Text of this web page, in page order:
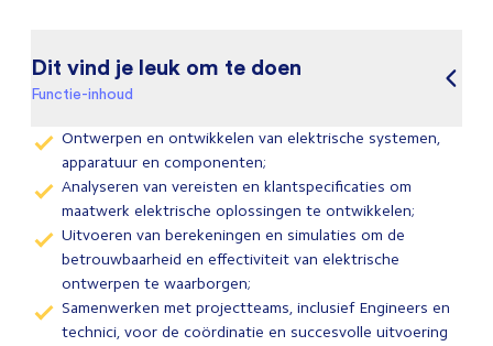
Dit vind je leuk om te doen
Functie-inhoud
Ontwerpen en ontwikkelen van elektrische systemen,
apparatuur en componenten;
Analyseren van vereisten en klantspecificaties om
maatwerk elektrische oplossingen te ontwikkelen;
Uitvoeren van berekeningen en simulaties om de
betrouwbaarheid en effectiviteit van elektrische
ontwerpen te waarborgen;
Samenwerken met projectteams, inclusief Engineers en
technici, voor de coördinatie en succesvolle uitvoering